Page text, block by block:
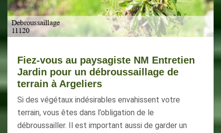
Fiez-vous au paysagiste NM Entretien
Jardin pour un débroussaillage de
terrain à Argeliers
Si des végétaux indésirables envahissent votre
terrain, vous êtes dans l’obligation de le
débroussailler. Il est important aussi de garder un